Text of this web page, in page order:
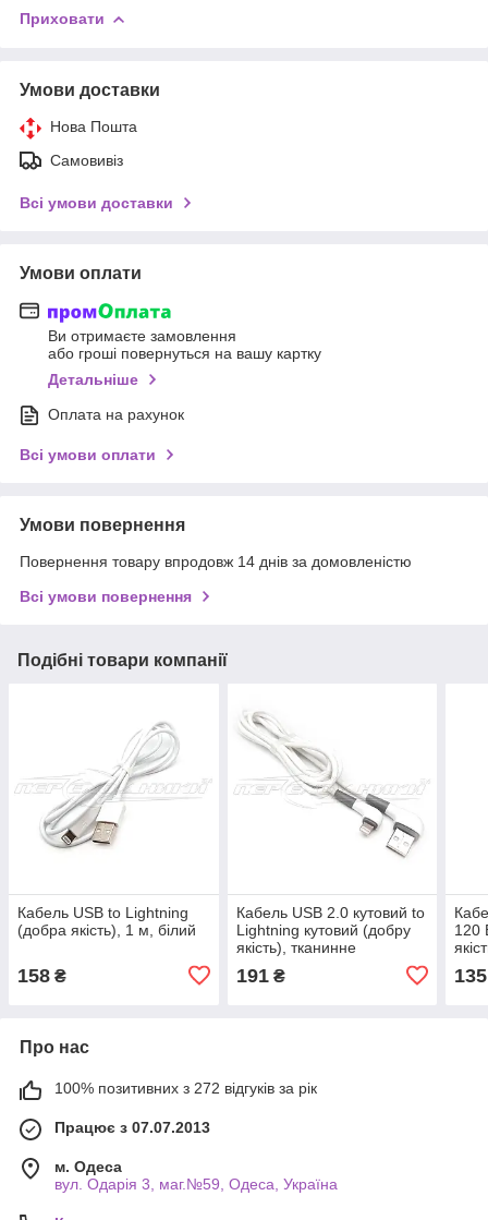
Приховати
Умови доставки
Нова Пошта
Самовивіз
Всі умови доставки
Умови оплати
Ви отримаєте замовлення
або гроші повернуться на вашу картку
Детальніше
Оплата на рахунок
Всі умови оплати
Умови повернення
Повернення товару впродовж 14 днів за домовленістю
Всі умови повернення
Подібні товари компанії
Кабель USB to Lightning
(добра якість), 1 м, білий
158 ₴
Кабель USB 2.0 кутовий to
Lightning кутовий (добру
якість), тканинне
191₴
120
135
Про нас
100% позитивних з 272 відгуків за рік
Працює з 07.07.2013
м. Одеса
вул. Одарiя 3, маг.№59, Одеса, Україна